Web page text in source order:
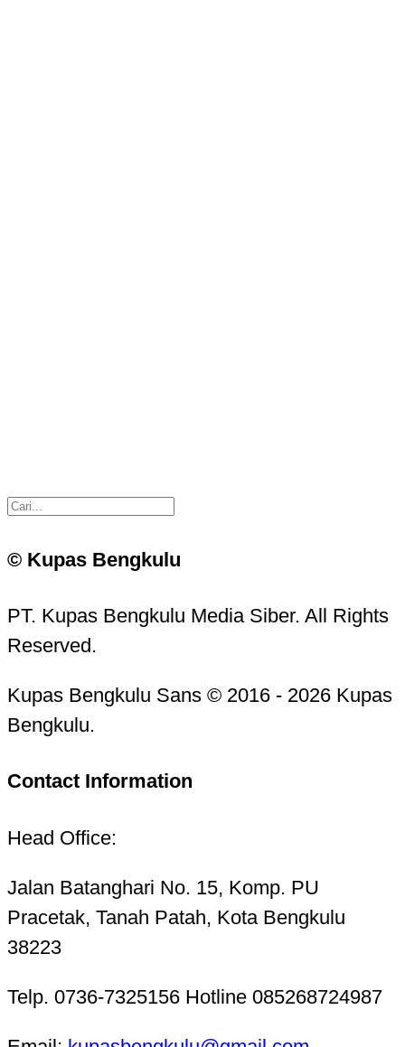
© Kupas Bengkulu
PT. Kupas Bengkulu Media Siber. All Rights
Reserved.
Kupas Bengkulu Sans © 2016 - 2026 Kupas
Bengkulu.
Contact Information
Head Office:
Jalan Batanghari No. 15, Komp. PU
Pracetak, Tanah Patah, Kota Bengkulu
38223
Telp. 0736-7325156 Hotline 085268724987